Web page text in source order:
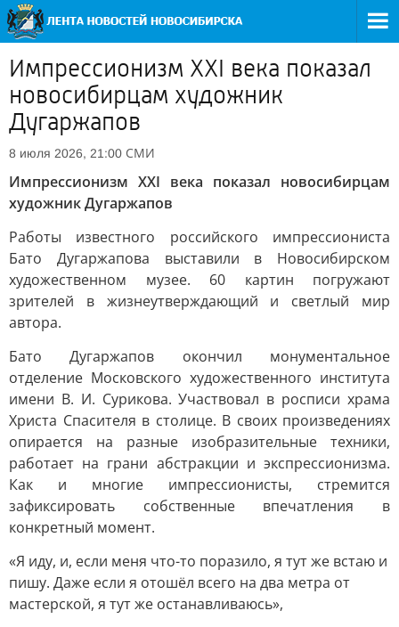
Импрессионизм XXI века показал
новосибирцам художник
Дугаржапов
8 июля 2026, 21:00 СМИ
Импрессионизм XXI века показал новосибирцам
художник Дугаржапов
Работы известного российского импрессиониста
Бато Дугаржапова выставили в Новосибирском
художественном музее. 60 картин погружают
зрителей в жизнеутверждающий и светлый мир
автора.
Бато Дугаржапов окончил монументальное
отделение Московского художественного института
имени В. И. Сурикова. Участвовал в росписи храма
Христа Спасителя в столице. В своих произведениях
опирается на разные изобразительные техники,
работает на грани абстракции и экспрессионизма.
Как и многие импрессионисты, стремится
зафиксировать собственные впечатления в
конкретный момент.
«Я иду, и, если меня что-то поразило, я тут же встаю и
пишу. Даже если я отошёл всего на два метра от
мастерской, я тут же останавливаюсь»,